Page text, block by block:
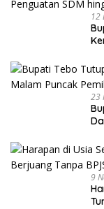
12
23
9